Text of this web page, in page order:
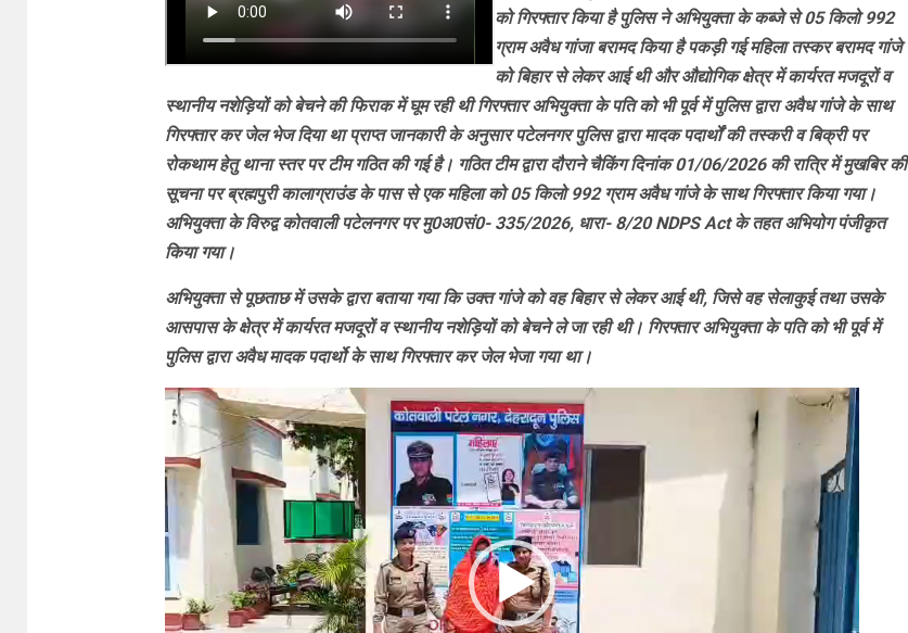
को गिरफ्तार किया है पुलिस नेअभियुक्ता के कब्जे से 05 किलो 992
ग्राम अवैध गांजा बरामद किया है पकड़ी गई महिला तस्करबरामद गांजे
को बिहार से लेकर आई थी और औद्योगिक क्षेत्र में कार्यरत मजदूरों व
स्थानीय नशेड़ियों को बेचने की फिराक में घूम रही थीगिरफ्तार अभियुक्ता के पति को भी पूर्व में पुलिस द्वारा अवैध गांजे के साथ
गिरफ्तार कर जेल भेज दिया था प्राप्त जानकारी के अनुसारपटेलनगर पुलिस द्वारा मादक पदार्थों की तस्करी व बिक्री पर
रोकथाम हेतु थाना स्तर पर टीम गठित की गई है। गठित टीम द्वारा दौराने चैकिंग दिनांक 01/06/2026 की रात्रि में मुखबिर की
सूचना पर ब्रह्मपुरी कालाग्राउंड के पास से एक महिला को 05 किलो 992 ग्राम अवैध गांजे के साथ गिरफ्तार किया गया।
अभियुक्ता के विरुद्व कोतवाली पटेलनगर पर मु0अ0सं0- 335/2026, धारा- 8/20 NDPS Act के तहत अभियोग पंजीकृत
किया गया।
अभियुक्ता से पूछताछ में उसके द्वारा बताया गया कि उक्त गांजे को वह बिहार से लेकर आई थी, जिसे वह सेलाकुई तथा उसके
आसपास के क्षेत्र में कार्यरत मजदूरों व स्थानीय नशेड़ियों को बेचने ले जा रही थी। गिरफ्तार अभियुक्ता के पति को भी पूर्व में
पुलिस द्वारा अवैध मादक पदार्थो के साथ गिरफ्तार कर जेल भेजा गया था।
Video
Player